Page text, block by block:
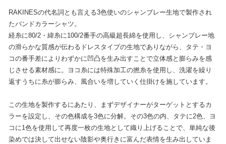
RAKINESの代名詞とも言える3色使いのシャンブレー生地で製作され
たバンドカラーシャツ。
経糸に80/2・緯糸に100/2番手の高級超長綿を使用し、シャンブレー地
の滑らかな質感が伝わるドレスタイプの生地でありながら、タテ・ヨ
コの番手差によりわずかに凹凸を生み出すことで立体感と膨らみを感
じさせる素材感に。ヨコ糸には特殊加工の撚糸を使用し、洗濯を繰り
返すうちに糸が膨らみ、風合いを増していく仕掛けを施しています。
この生地を製作するにあたり、まずデザイナーがターゲットとするカ
ラーを設定し、その色構成を3色に分解。その3色の内、タテに2色、ヨ
コに1色を使用して再度一枚の生地として織り上げることで、単純な後
染めでは決して出せない陰影や奥行きに富んだ表情を生み出していま